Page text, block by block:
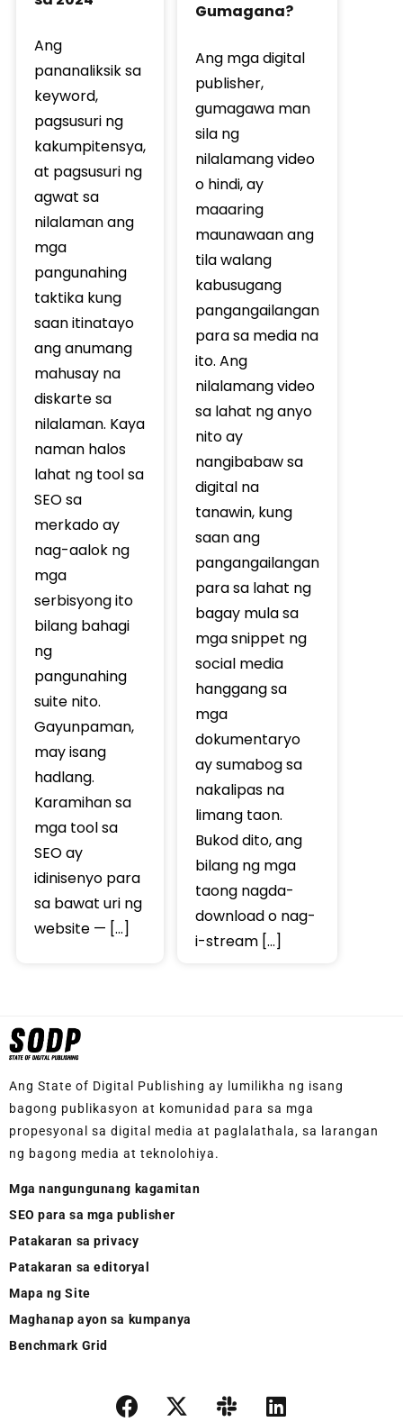
Ang
pananaliksik sa
keyword,
pagsusuri ng
kakumpitensya,
at pagsusuri ng
agwat sa
nilalaman ang
mga
pangunahing
taktika kung
saan itinatayo
ang anumang
mahusay na
diskarte sa
nilalaman. Kaya
naman halos
lahat ng tool sa
SEO sa
merkado ay
nag-aalok ng
mga
serbisyong ito
bilang bahagi
ng
pangunahing
suite nito.
Gayunpaman,
may isang
hadlang.
Karamihan sa
mga tool sa
SEO ay
idinisenyo para
sa bawat uri ng
website — […]
Gumagana?
Ang mga digital
publisher,
gumagawa man
sila ng
nilalamang video
o hindi, ay
maaaring
maunawaan ang
tila walang
kabusugang
pangangailangan
para sa media na
ito. Ang
nilalamang video
sa lahat ng anyo
nito ay
nangibabaw sa
digital na
tanawin, kung
saan ang
pangangailangan
para sa lahat ng
bagay mula sa
mga snippet ng
social media
hanggang sa
mga
dokumentaryo
ay sumabog sa
nakalipas na
limang taon.
Bukod dito, ang
bilang ng mga
taong nagda-
download o nag-
i-stream […]
Ang State of Digital Publishing ay lumilikha ng isang
bagong publikasyon at komunidad para sa mga
propesyonal sa digital media at paglalathala, sa larangan
ng bagong media at teknolohiya.
Mga nangungunang kagamitan
SEO para sa mga publisher
Patakaran sa privacy
Patakaran sa editoryal
Mapa ng Site
Maghanap ayon sa kumpanya
Benchmark Grid